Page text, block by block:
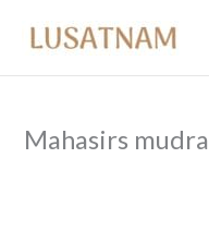
Mahasirs mudra